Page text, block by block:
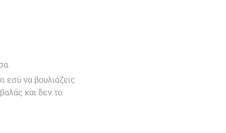
εσύ να βουλιάζεις
και δεν το